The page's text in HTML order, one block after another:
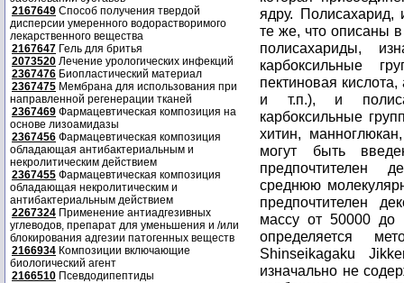
2167649 Способ получения твердой
дисперсии умеренного водорастворимого
лекарственного вещества
2167647 Гель для бритья
2073520 Лечение урологических инфекций
2367476 Биопластический материал
2367475 Мембрана для использования при
направленной регенерации тканей
2367469 Фармацевтическая композиция на
основе лизоамидазы
2367456 Фармацевтическая композиция
обладающая антибактериальным и
некролитическим действием
2367455 Фармацевтическая композиция
обладающая некролитическим и
антибактериальным действием
2267324 Применение антиадгезивных
углеводов, препарат для уменьшения и /или
блокирования адгезии патогенных веществ
2166934 Композиции включающие
биологический агент
2166510 Псевдодипептиды
ядру. Полисахарид,
те же, что описаны
полисахариды,
карбоксильные
пектиновая
и т.п.), и
карбоксильные
хитин,
могут быть
предпочтителен
среднюю
предпочтителен
массу от 50000 до
определяется
Shinseikagaku
изначально не